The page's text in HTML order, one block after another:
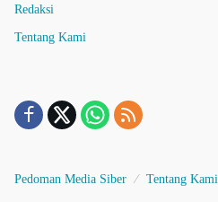
Redaksi
Tentang Kami
Pedoman Media Siber Tentang Kami